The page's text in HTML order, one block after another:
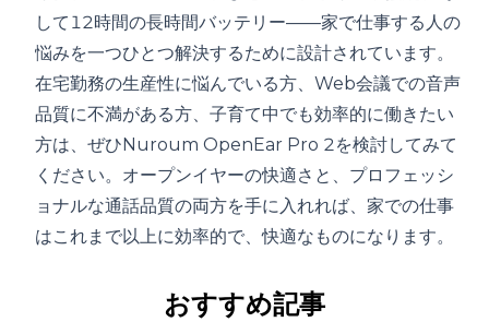
して12時間の長時間バッテリー——家で仕事する人の
悩みを一つひとつ解決するために設計されています。
在宅勤務の生産性に悩んでいる方、Web会議での音声
品質に不満がある方、子育て中でも効率的に働きたい
方は、ぜひNuroum OpenEar Pro 2を検討してみて
ください。オープンイヤーの快適さと、プロフェッシ
ョナルな通話品質の両方を手に入れれば、家での仕事
はこれまで以上に効率的で、快適なものになります。
おすすめ記事